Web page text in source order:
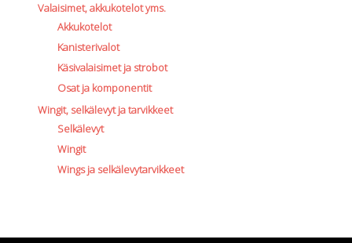
Valaisimet, akkukotelot yms.
Akkukotelot
Kanisterivalot
Käsivalaisimet ja strobot
Osat ja komponentit
Wingit, selkälevyt ja tarvikkeet
Selkälevyt
Wingit
Wings ja selkälevytarvikkeet